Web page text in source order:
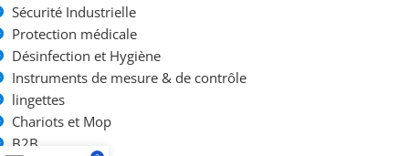
Sécurité Industrielle
Protection médicale
Désinfection et Hygiène
Instruments de mesure & de contrôle
lingettes
Chariots et Mop
B2B